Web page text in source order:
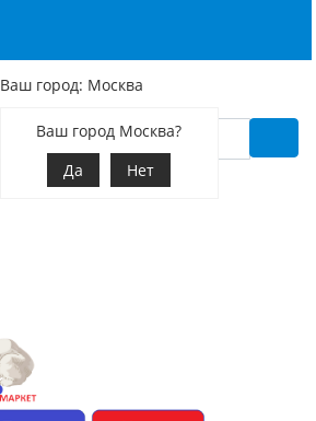
Ваш город: Москва
Ваш город Москва?
Да
Нет